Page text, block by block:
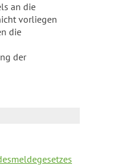
an die
vorliegen
die
der